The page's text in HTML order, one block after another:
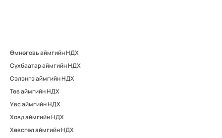
Өмнөговь аймгийн НДХ
Сүхбаатар аймгийн НДХ
Сэлэнгэ аймгийн НДХ
Төв аймгийн НДХ
Увс аймгийн НДХ
Ховд аймгийн НДХ
Хөвсгөл аймгийн НДХ